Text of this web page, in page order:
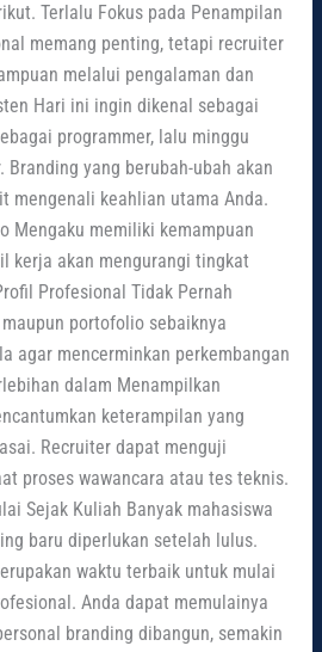
Terlalu Fokus pada Penampilan
memang penting, tetapi recruiter
melalui pengalaman dan
Hari ini ingin dikenal sebagai
programmer, lalu minggu
Branding yang berubah-ubah akan
mengenali keahlian utama Anda.
Mengaku memiliki kemampuan
kerja akan mengurangi tingkat
Profesional Tidak Pernah
maupun portofolio sebaiknya
agar mencerminkan perkembangan
dalam Menampilkan
keterampilan yang
Recruiter dapat menguji
proses wawancara atau tes teknis.
Sejak Kuliah Banyak mahasiswa
baru diperlukan setelah lulus.
waktu terbaik untuk mulai
Anda dapat memulainya
branding dibangun, semakin